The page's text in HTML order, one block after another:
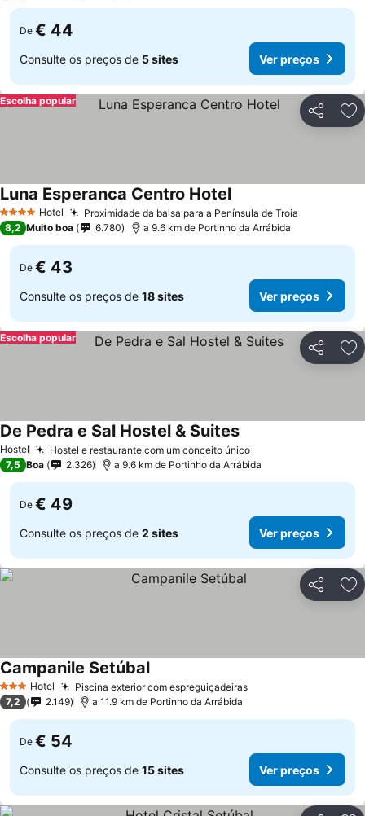
De € 44
Consulte os preços de 5 sites Ver preços
Partilhar
Escolha popular
4 EstrelasHotel Proximidade da balsa para a Península de Troia
Luna Esperanca Centro HotelVer preços
8,2 Muito boa 6.780 a 9.6 km de Portinho da Arrábida
De € 43
Consulte os preços de 18 sites Ver preços
Partilhar
Escolha popular
Hostel Hostel e restaurante com um conceito únicoVer preços
De Pedra e Sal Hostel & SuitesVer preços
7,5 Boa 2.326 a 9.6 km de Portinho da Arrábida
De € 49
Consulte os preços de 2 sites Ver preços
Partilhar
3 EstrelasHotel Piscina exterior com espreguiçadeirasVer preços
Campanile SetúbalVer preços
7,2 2.149 a 11.9 km de Portinho da Arrábida
De € 54
Consulte os preços de 15 sites Ver preços